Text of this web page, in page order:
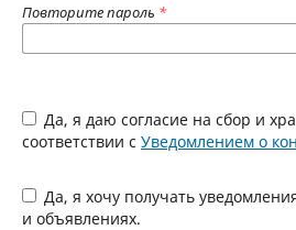
Повторите пароль *
Да, я даю согласие на сбор и хранение моих данных в
соответствии с Уведомлением о
Да, я хочу получать уведомления о новых публикациях
и объявлениях.